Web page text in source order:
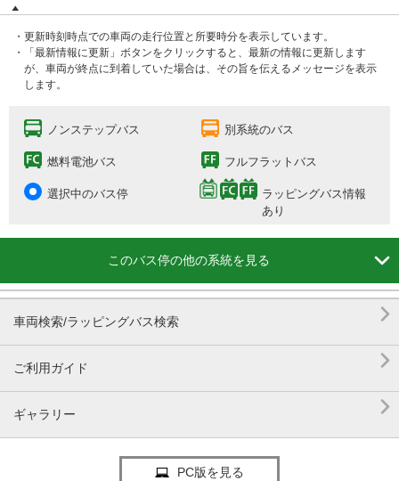
・更新時刻時点での車両の走行位置と所要時分を表示しています。
・「最新情報に更新」ボタンをクリックすると、最新の情報に更新します
が、車両が終点に到着していた場合は、その旨を伝えるメッセージを表示
します。
ノンステップバス 別系統のバス
燃料電池バス フルフラットバス
選択中のバス停
ラッピングバス情報
あり
このバス停の他の系統を見る 
車両検索/ラッピングバス検索 
ご利用ガイド 
ギャラリー 
PC版を見る